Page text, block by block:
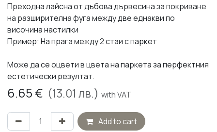
Преходна лайсна от дъбова дървесина за покриване
на разширителна фуга между две еднакви по
височина настилки
Пример: На прага между 2 стаи с паркет
Може да се оцвети в цвета на паркета за перфектния
естетически резултат.
6.65 € (13.01 лв.) with VAT
Add to cart